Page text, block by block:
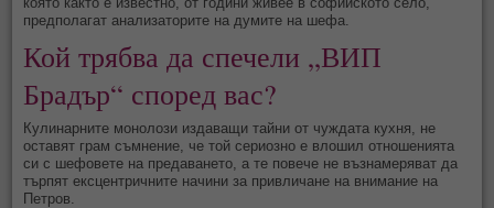
предполагат анализаторите на думите на шефа.
Кой трябва да спечели „ВИП
Брадър“ според вас?
Кулинарните монолози издаващи тайни от чуждата кухня, не
оставят грам съмнение, че той сериозно е влошил отношенията
си с шефовете на предаването, а те повече не възнамеряват да
търпят ексцентричните начини за привличане на внимание на
Петров.